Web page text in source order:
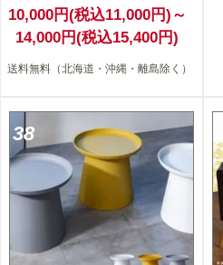
10,000円(税込11,000円)～
14,000円(税込15,400円)
送料無料（北海道・沖縄・離島除く）
38